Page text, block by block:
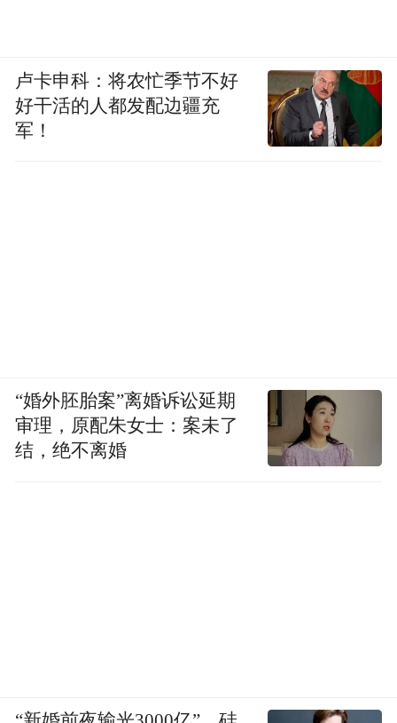
卢卡申科：将农忙季节不好
好干活的人都发配边疆充
军！
“婚外胚胎案”离婚诉讼延期
审理，原配朱女士：案未了
结，绝不离婚